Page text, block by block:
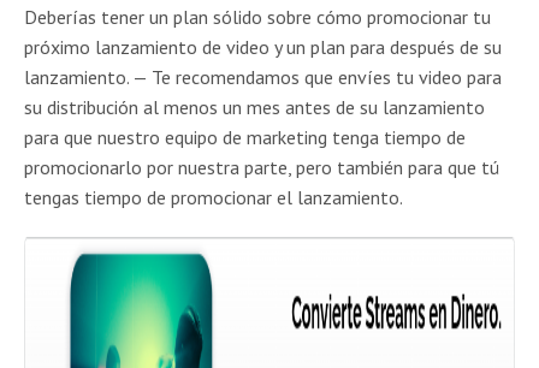
Deberías tener un plan sólido sobre cómo promocionar tu
próximo lanzamiento de video y un plan para después de su
lanzamiento. — Te recomendamos que envíes tu video para
su distribución al menos un mes antes de su lanzamiento
para que nuestro equipo de marketing tenga tiempo de
promocionarlo por nuestra parte, pero también para que tú
tengas tiempo de promocionar el lanzamiento.